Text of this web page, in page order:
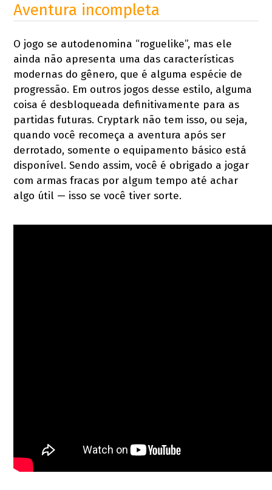
Aventura incompleta
O jogo se autodenomina “roguelike”, mas ele
ainda não apresenta uma das características
modernas do gênero, que é alguma espécie de
progressão. Em outros jogos desse estilo, alguma
coisa é desbloqueada definitivamente para as
partidas futuras. Cryptark não tem isso, ou seja,
quando você recomeça a aventura após ser
derrotado, somente o equipamento básico está
disponível. Sendo assim, você é obrigado a jogar
com armas fracas por algum tempo até achar
algo útil — isso se você tiver sorte.